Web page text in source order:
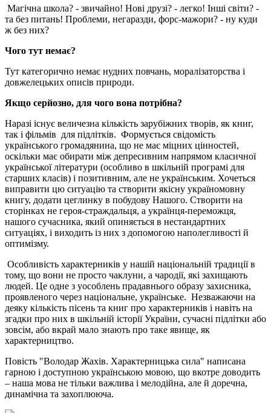
Магічна школа? - звичайно! Нові друзі? - легко! Інші світи? -
та без питань! Проблеми, негаразди, форс-мажори? - ну куди
ж без них?
Чого тут немає?
Тут категорично немає нудних повчань, моралізаторства і
довжелецьких описів природи.
Якщо серйозно, для чого вона потрібна?
Наразі існує величезна кількість зарубіжних творів, як книг,
так і фільмів для підлітків. Формується свідомість
українського громадянина, що не має міцних цінностей,
оскільки має обирати між депресивним напрямом класичної
української літератури (особливо в шкільній програмі для
старших класів) і позитивним, але не українським. Хочеться
виправити цю ситуацію та створити якісну україномовну
книгу, додати цеглинку в побудову Нашого. Створити на
сторінках не героя-страждальця, а українця-переможця,
нашого сучасника, який опиняється в нестандартних
ситуаціях, і виходить із них з допомогою наполегливості й
оптимізму.
Особливість характерників у нашій національній традиції в
тому, що вони не просто чаклуни, а чародії, які захищають
людей. Це одне з уособлень прадавнього образу захисника,
проявленого через національне, українське. Незважаючи на
деяку кількість пісень та книг про характерників і навіть на
згадки про них в шкільній історії України, сучасні підлітки або
зовсім, або вкрай мало знають про таке явище, як
характерництво.
Повість "Володар Жахів. Характерницька сила" написана
гарною і доступною українською мовою, що вкотре доводить
– наша мова не тільки важлива і мелодійна, але й доречна,
динамічна та захоплююча.